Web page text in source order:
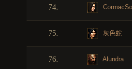
74.
75. 灰色蛇
76. Alundra